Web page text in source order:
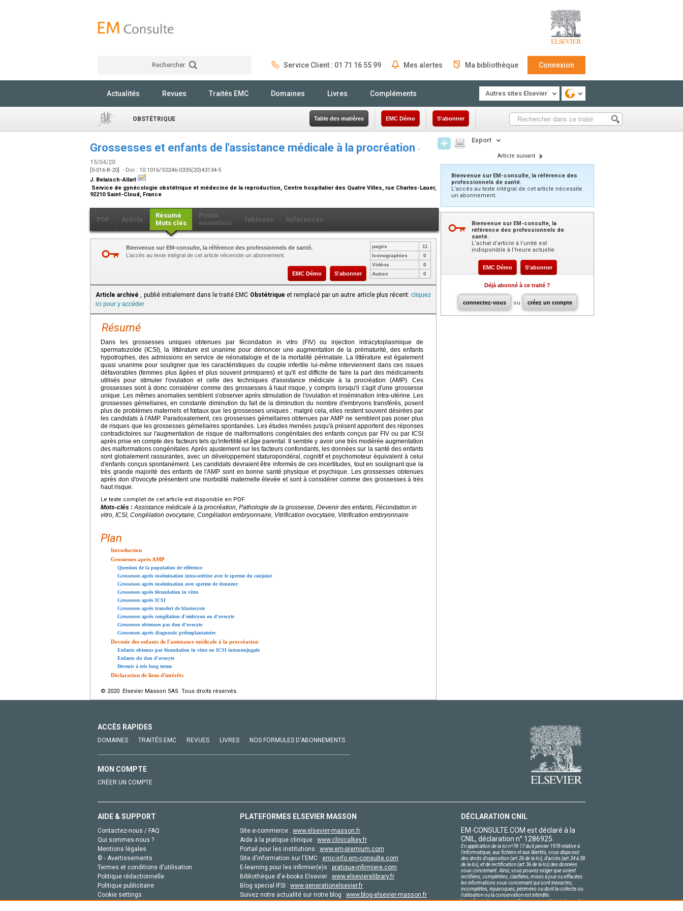
Rechercher Service Client : 01 71 16 55 99 Mes alertes Ma bibliothèque Connexion
Actualités Revues Traités EMC Domaines Livres Compléments Autres sites Elsevier
OBSTÉTRIQUE Table des matières EMC Démo S'abonner
Grossesses et enfants de l'assistance médicale à la procréation -
15/04/20
[5-016-B-20] - Doi : 10.1016/S0246-0335(20)43134-5
J. Belaisch-Allart
Service de gynécologie obstétrique et médecine de la reproduction, Centre hospitalier des Quatre Villes, rue Charles-Lauer,
92210 Saint-Cloud, France
PDF Article
Résumé
Mots clés
Points
essentiels
Tableaux Références
Bienvenue sur EM-consulte, la référence des professionnels de santé.
L’accès au texte intégral de cet article nécessite un abonnement.
EMC Démo S'abonner
pages
11
Iconographies
0
Vidéos
0
Autres
0
Article archivé , publié initialement dans le traité EMC Obstétrique et remplacé par un autre article plus récent:cliquez
ici pour y accéder
Résumé
Dans les grossesses uniques obtenues par fécondation in vitro (FIV) ou injection intracytoplasmique de
spermatozoïde (ICSI), la littérature est unanime pour dénoncer une augmentation de la prématurité, des enfants
hypotrophes, des admissions en service de néonatalogie et de la mortalité périnatale. La littérature est également
quasi unanime pour souligner que les caractéristiques du couple infertile lui-même interviennent dans ces issues
défavorables (femmes plus âgées et plus souvent primipares) et qu'il est difficile de faire la part des médicaments
utilisés pour stimuler l'ovulation et celle des techniques d'assistance médicale à la procréation (AMP). Ces
grossesses sont à donc considérer comme des grossesses à haut risque, y compris lorsqu'il s'agit d'une grossesse
unique. Les mêmes anomalies semblent s'observer après stimulation de l'ovulation et insémination intra-utérine. Les
grossesses gémellaires, en constante diminution du fait de la diminution du nombre d'embryons transférés, posent
plus de problèmes maternels et fœtaux que les grossesses uniques ; malgré cela, elles restent souvent désirées par
les candidats à l'AMP. Paradoxalement, ces grossesses gémellaires obtenues par AMP ne semblent pas poser plus
de risques que les grossesses gémellaires spontanées. Les études menées jusqu'à présent apportent des réponses
contradictoires sur l'augmentation de risque de malformations congénitales des enfants conçus par FIV ou par ICSI
après prise en compte des facteurs tels qu'infertilité et âge parental. Il semble y avoir une très modérée augmentation
des malformations congénitales. Après ajustement sur les facteurs confondants, les données sur la santé des enfants
sont globalement rassurantes, avec un développement staturopondéral, cognitif et psychomoteur équivalent à celui
d'enfants conçus spontanément. Les candidats devraient être informés de ces incertitudes, tout en soulignant que la
très grande majorité des enfants de l'AMP sont en bonne santé physique et psychique. Les grossesses obtenues
après don d'ovocyte présentent une morbidité maternelle élevée et sont à considérer comme des grossesses à très
haut risque.
Le texte complet de cet article est disponible en PDF.
Mots-clés : Assistance médicale à la procréation, Pathologie de la grossesse, Devenir des enfants, Fécondation in
vitro, ICSI, Congélation ovocytaire, Congélation embryonnaire, Vitrification ovocytaire, Vitrification embryonnaire
Plan
Introduction
Grossesses après AMP
Question de la population de référence
Grossesses après insémination intra-utérine avec le sperme du conjoint
Grossesses après insémination avec sperme de donneur
Grossesses après fécondation in vitro
Grossesses après ICSI
Grossesses après transfert de blastocyste
Grossesses après congélation d'embryon ou d'ovocyte
Grossesses obtenues par don d'ovocyte
Grossesses après diagnostic préimplantatoire
Devenir des enfants de l'assistance médicale à la procréation
Enfants obtenus par fécondation in vitro ou ICSI intraconjugale
Enfants du don d'ovocyte
Devenir à très long terme
Déclaration de liens d'intérêts
© 2020 Elsevier Masson SAS. Tous droits réservés.
Export
Article suivant
Bienvenue sur EM-consulte, la référence des
professionnels de santé.
L’accès au texte intégral de cet article nécessite
un abonnement.
Bienvenue sur EM-consulte, la
référence des professionnels de
santé.
L’achat d’article à l’unité est
indisponible à l’heure actuelle.
EMC Démo S'abonner
Déjà abonné à ce traité ?
connectez-vous ou créez un compte
ACCÈS RAPIDES
DOMAINES TRAITÉS EMC REVUES LIVRES NOS FORMULES D'ABONNEMENTS
MON COMPTE
CRÉER UN COMPTE
AIDE & SUPPORT
Contactez-nous / FAQ
Qui sommes-nous ?
Mentions légales
© - Avertissements
Termes et conditions d'utilisation
Politique rédactionnelle
Politique publicitaire
Cookie settings
PLATEFORMES ELSEVIER MASSON
Site e-commerce : www.elsevier-masson.fr
Aide à la pratique clinique : www.clinicalkey.fr
Portail pour les institutions : www.em-premium.com
Site d'information sur l'EMC : emc-info.em-consulte.com
E-learning pour les infirmier(e)s : pratique-infirmiere.com
Bibliothèque d'e-books Elsevier : www.elsevierelibrary.fr
Blog special IFSI : www.generationelsevier.fr
Suivez notre actualité sur notre blog : www.blog-elsevier-masson.fr
DÉCLARATION CNIL
EM-CONSULTE.COM est déclaré à la
CNIL, déclaration n° 1286925.
En application de la loi nº78-17 du 6 janvier 1978 relative à
l'informatique, aux fichiers et aux libertés, vous disposez
des droits d'opposition (art.26 de la loi), d'accès (art.34 à 38
de la loi), et de rectification (art.36 de la loi) des données
vous concernant. Ainsi, vous pouvez exiger que soient
rectifiées, complétées, clarifiées, mises à jour ou effacées
les informations vous concernant qui sont inexactes,
incomplètes, équivoques, périmées ou dont la collecte ou
l'utilisation ou la conservation est interdite.
Les informations personnelles concernant les visiteurs de